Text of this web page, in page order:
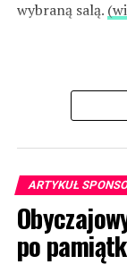
wybraną salą.
ARTYKUŁ
po